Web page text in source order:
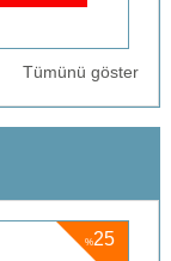
Tümünü göster
%25